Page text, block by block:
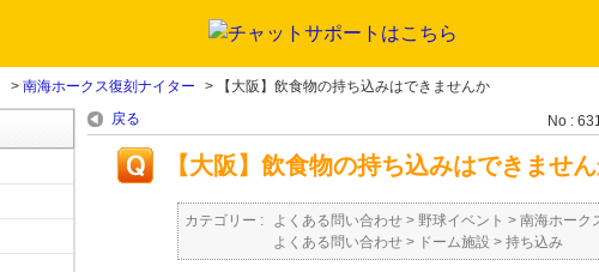
> 南海ホークス復刻ナイター > 【大阪】飲食物の持ち込みはできませんか
戻る No :
【大阪】飲食物の持ち込みはできませ
カテゴリー : よくある問い合わせ > 野球イベント > 南海ホーク
よくある問い合わせ > ドーム施設 > 持ち込み